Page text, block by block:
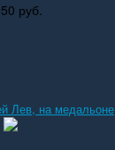
руб.
Лев, на медальоне